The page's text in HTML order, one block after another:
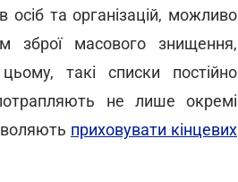
осіб та організацій, можливо
зброї масового знищення,
такі списки постійно
не лише окремі
приховувати кінцевих